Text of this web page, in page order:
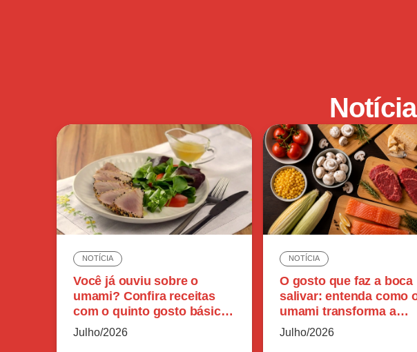
NOTÍCIA
Você já ouviu sobre o
umami? Confira receitas
com o quinto gosto básico
do paladar humano
Julho/2026
NOTÍCIA
O gosto que faz a boca
salivar: entenda como
umami transforma a
percepção dos
Julho/2026